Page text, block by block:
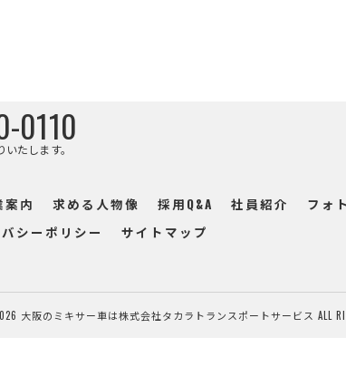
0110
たします。
案内 求める人物像 採用Q&A 社員紹介 フォ
シーポリシー サイトマップ
大阪のミキサー車は株式会社タカラトランスポートサービス ALL